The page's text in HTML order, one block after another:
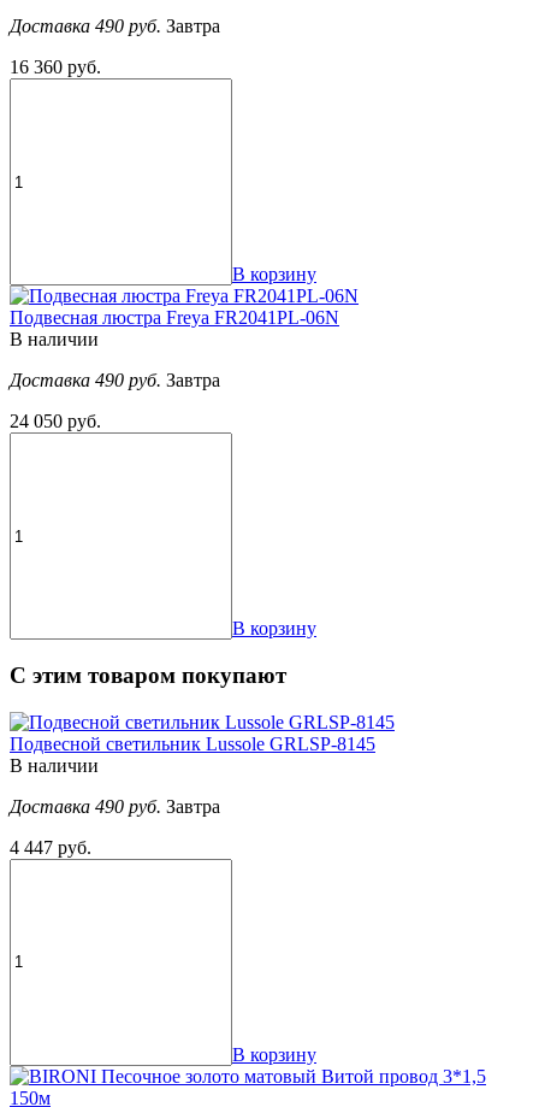
Доставка 490 руб. Завтра
16 360 руб.
В корзину
Подвесная люстра Freya FR2041PL-06N
В наличии
Доставка 490 руб. Завтра
24 050 руб.
В корзину
С этим товаром покупают
Подвесной светильник Lussole GRLSP-8145
В наличии
Доставка 490 руб. Завтра
4 447 руб.
В корзину